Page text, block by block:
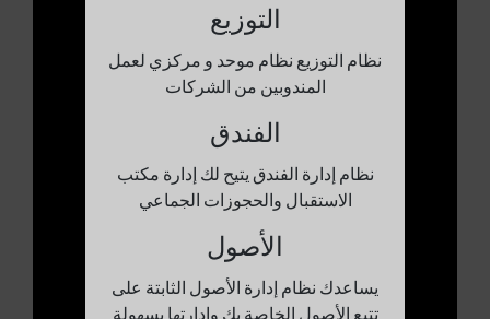
التوزيع
نظام التوزيع نظام موحد و مركزي لعمل
المندوبين من الشركات
الفندق
نظام إدارة الفندق يتيح لك إدارة مكتب
الاستقبال والحجوزات الجماعي
الأصول
يساعدك نظام إدارة الأصول الثابتة على
تتبع الأصول الخاصة بك وإدارتها بسهولة